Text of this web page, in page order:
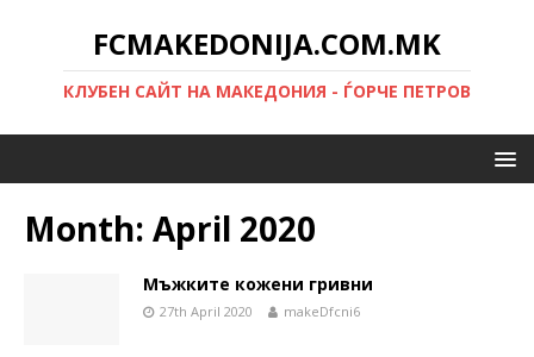
FCMAKEDONIJA.COM.MK
КЛУБЕН САЙТ НА МАКЕДОНИЯ - ЃОРЧЕ ПЕТРОВ
Month: April 2020
Мъжките кожени гривни
27th April 2020 makeDfcni6